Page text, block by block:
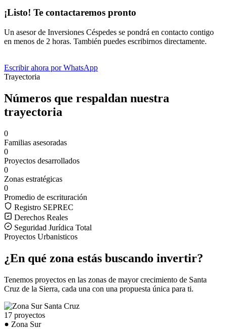
¡Listo! Te contactaremos pronto
Un asesor de Inversiones Céspedes se pondrá en contacto contigo
en menos de 2 horas. También puedes escribirnos directamente.
Escribir ahora por WhatsApp
Trayectoria
Números que respaldan nuestra
trayectoria
0
Familias asesoradas
0
Proyectos desarrollados
0
Zonas estratégicas
0
Promedio de escrituración
Registro SEPREC
Derechos Reales
Seguridad Jurídica Total
Proyectos Urbanisticos
¿En qué zona estás buscando invertir?
Tenemos proyectos en las zonas de mayor crecimiento de Santa
Cruz de la Sierra, cada una con una propuesta única para ti.
17 proyectos
Zona Sur